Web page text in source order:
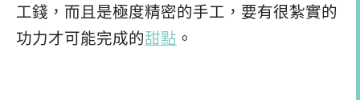
工錢，而且是極度精密的手工，要有很紮實的
功力才可能完成的甜點 。